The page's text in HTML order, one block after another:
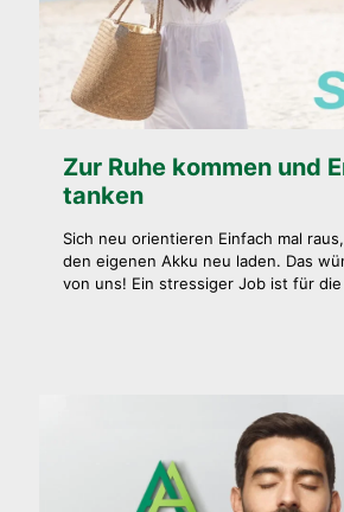
Zur Ruhe kommen und
tanken
Sich neu orientieren Einfach mal
den eigenen Akku neu laden. Das
von uns! Ein stressiger Job ist für